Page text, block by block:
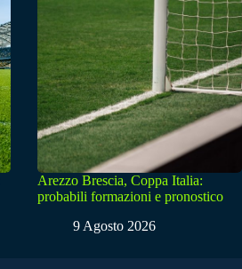
Arezzo Brescia, Coppa Italia:
probabili formazioni e pronostico
9 Agosto 2026